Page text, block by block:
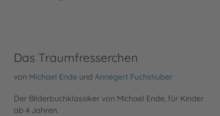
Das Traumfresserchen
von Michael Ende und Annegert Fuchshuber
Der Bilderbuchklassiker von Michael Ende, für Kinder
ab 4 Jahren.